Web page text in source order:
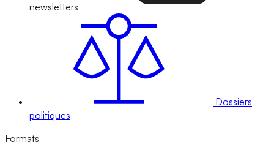
newsletters
Dossiers
politiques
Formats